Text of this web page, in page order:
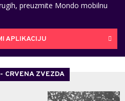
preuzmite Mondo mobilnu
APLIKACIJU
CRVENA ZVEZDA
0